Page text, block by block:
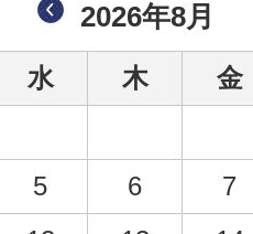
2026年8月
水 木 金
5 6
7